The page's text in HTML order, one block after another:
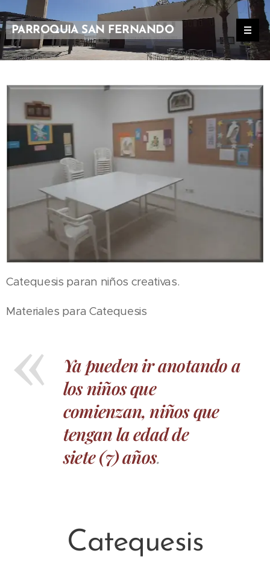
PARROQUIA SAN FERNANDO
Catequesis paran niños creativas.
Materiales para Catequesis
Ya pueden ir anotando a
los niños que
comienzan, niños que
tengan la edad de
siete (7) años.
Catequesis